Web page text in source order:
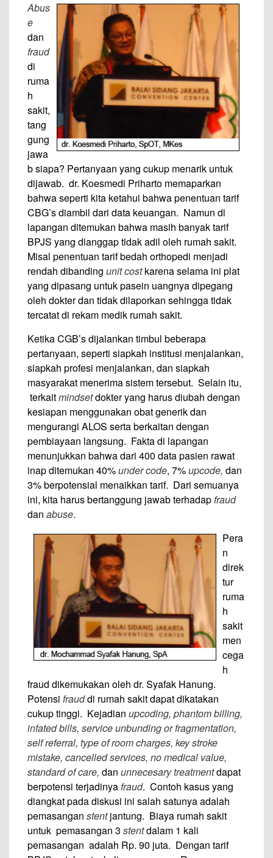
Abus
e
dan
fraud
di
ruma
h
sakit,
tang
gung
jawa
b siapa? Pertanyaan yang cukup menarik untuk
dijawab. dr. Koesmedi Priharto memaparkan
bahwa seperti kita ketahui bahwa penentuan tarif
CBG’s diambil dari data keuangan. Namun di
lapangan ditemukan bahwa masih banyak tarif
BPJS yang dianggap tidak adil oleh rumah sakit.
Misal penentuan tarif bedah orthopedi menjadi
rendah dibanding unit costkarena selama ini plat
yang dipasang untuk pasein uangnya dipegang
oleh dokter dan tidak dilaporkan sehingga tidak
tercatat di rekam medik rumah sakit.
Ketika CGB’s dijalankan timbul beberapa
pertanyaan, seperti siapkah institusi menjalankan,
siapkah profesi menjalankan, dan siapkah
masyarakat menerima sistem tersebut. Selain itu,
terkaitmindsetdokter yang harus diubah dengan
kesiapan menggunakan obat generik dan
mengurangi ALOS serta berkaitan dengan
pembiayaan langsung. Fakta di lapangan
menunjukkan bahwa dari 400 data pasien rawat
inap ditemukan 40%under code, 7%upcode, dan
3% berpotensial menaikkan tarif. Dari semuanya
ini, kita harus bertanggung jawab terhadapfraud
dan abuse.
Pera
n
direk
tur
ruma
h
sakit
men
cega
h
fraud dikemukakan oleh dr. Syafak Hanung.
Potensi frauddi rumah sakit dapat dikatakan
cukup tinggi. Kejadian upcoding, phantom billing,
infated bills, service unbunding or fragmentation,
self referral, type of room charges, key stroke
mistake, cancelled services, no medical value,
standard of care, dan unnecesary treatmentdapat
berpotensi terjadinyafraud. Contoh kasus yang
diangkat pada diskusi ini salah satunya adalah
pemasangan stentjantung. Biaya rumah sakit
untuk pemasangan 3 stentdalam 1 kali
pemasangan adalah Rp. 90 juta. Dengan tarif